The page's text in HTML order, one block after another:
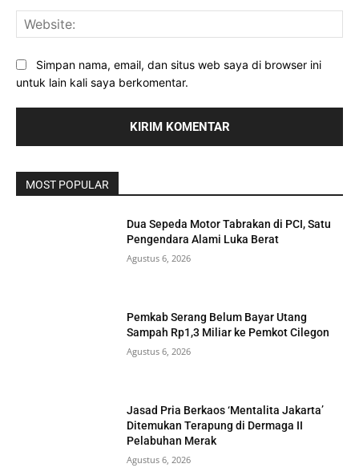
Simpan nama, email, dan situs web saya di browser ini
untuk lain kali saya berkomentar.
MOST POPULAR
Dua Sepeda Motor Tabrakan di PCI, Satu
Pengendara Alami Luka Berat
Agustus 6, 2026
Pemkab Serang Belum Bayar Utang
Sampah Rp1,3 Miliar ke Pemkot Cilegon
Agustus 6, 2026
Jasad Pria Berkaos ‘Mentalita Jakarta’
Ditemukan Terapung di Dermaga II
Pelabuhan Merak
Agustus 6, 2026